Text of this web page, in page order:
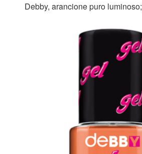
Debby, arancione puro luminoso;